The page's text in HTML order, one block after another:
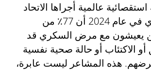
عالمية أجراها الاتحاد
الدولي للسكري في عام 2024 أن 77٪ من
يعيشون مع مرض السكري قد
أو الاكتئاب أو حالة صحية نفسية
هذه المشاعر ليست عابرة،